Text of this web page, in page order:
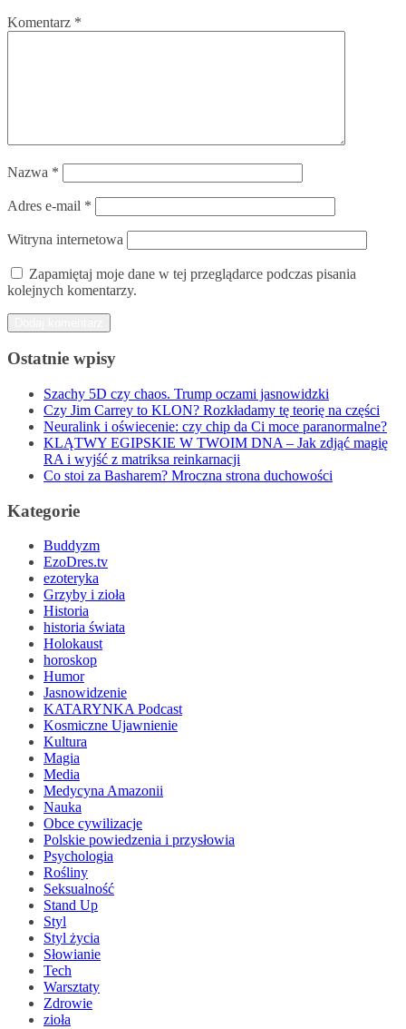
Komentarz *
Nazwa *
Adres e-mail *
Witryna internetowa
Zapamiętaj moje dane w tej przeglądarce podczas pisania
kolejnych komentarzy.
Ostatnie wpisy
Szachy 5D czy chaos. Trump oczami jasnowidzki
Czy Jim Carrey to KLON? Rozkładamy tę teorię na części
Neuralink i oświecenie: czy chip da Ci moce paranormalne?
KLĄTWY EGIPSKIE W TWOIM DNA – Jak zdjąć magię
RA i wyjść z matriksa reinkarnacji
Co stoi za Basharem? Mroczna strona duchowości
Kategorie
Buddyzm
EzoDres.tv
ezoteryka
Grzyby i zioła
Historia
historia świata
Holokaust
horoskop
Humor
Jasnowidzenie
KATARYNKA Podcast
Kosmiczne Ujawnienie
Kultura
Magia
Media
Medycyna Amazonii
Nauka
Obce cywilizacje
Polskie powiedzenia i przysłowia
Psychologia
Rośliny
Seksualność
Stand Up
Styl
Styl życia
Słowianie
Tech
Warsztaty
Zdrowie
zioła